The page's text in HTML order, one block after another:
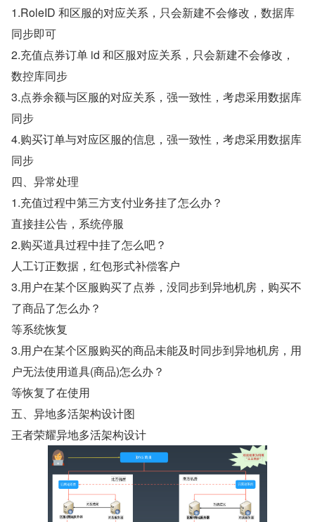
1.RoleID 和区服的对应关系，只会新建不会修改，数据库
同步即可
2.充值点券订单 id 和区服对应关系，只会新建不会修改，
数控库同步
3.点券余额与区服的对应关系，强一致性，考虑采用数据库
同步
4.购买订单与对应区服的信息，强一致性，考虑采用数据库
同步
四、异常处理
1.充值过程中第三方支付业务挂了怎么办？
直接挂公告，系统停服
2.购买道具过程中挂了怎么吧？
人工订正数据，红包形式补偿客户
3.用户在某个区服购买了点券，没同步到异地机房，购买不
了商品了怎么办？
等系统恢复
3.用户在某个区服购买的商品未能及时同步到异地机房，用
户无法使用道具(商品)怎么办？
等恢复了在使用
五、异地多活架构设计图
王者荣耀异地多活架构设计